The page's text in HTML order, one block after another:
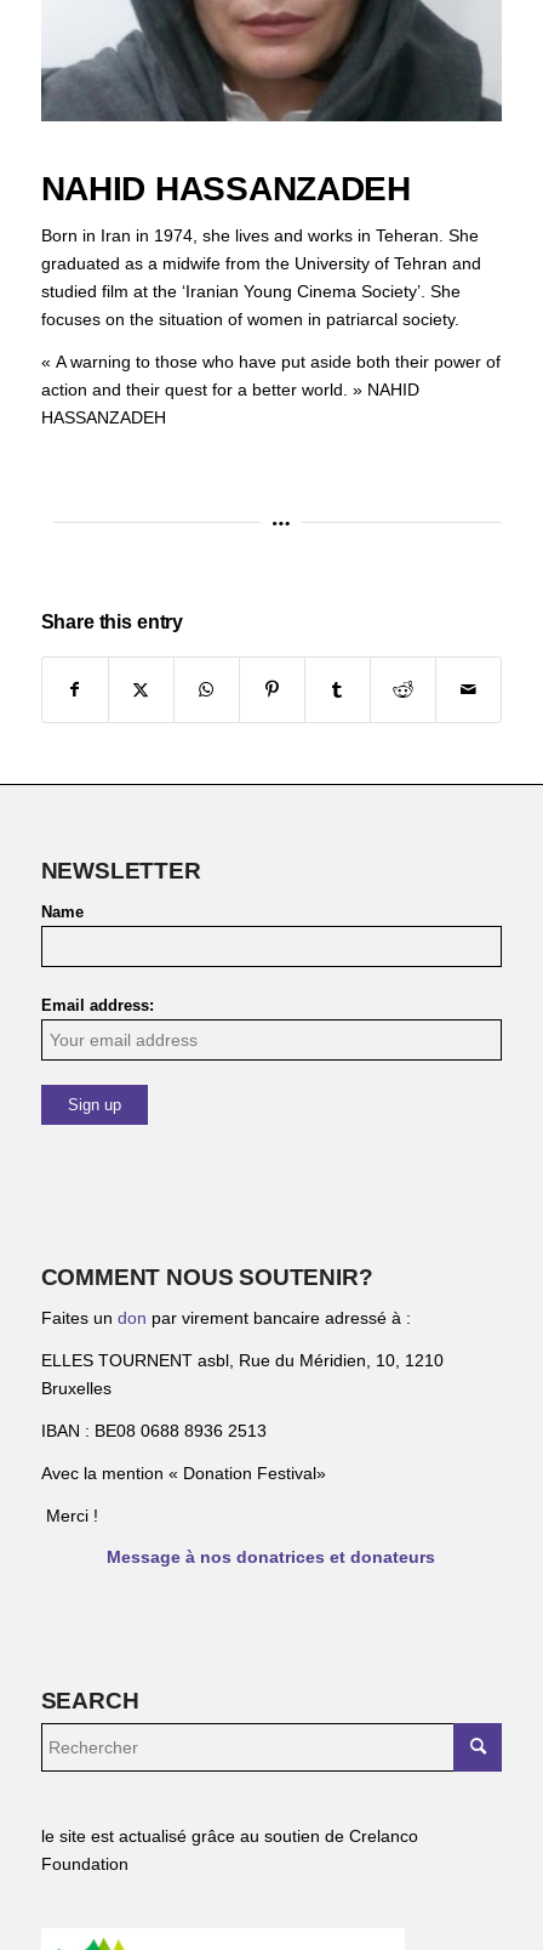
NAHID HASSANZADEH
Born in Iran in 1974, she lives and works in Teheran. She
graduated as a midwife from the University of Tehran and
studied film at the ‘Iranian Young Cinema Society’. She
focuses on the situation of women in patriarcal society.
« A warning to those who have put aside both their power of
action and their quest for a better world. » NAHID
HASSANZADEH
Share this entry
NEWSLETTER
Name
Email address:
COMMENT NOUS SOUTENIR?
Faites un don par virement bancaire adressé à :
ELLES TOURNENT asbl, Rue du Méridien, 10, 1210
Bruxelles
IBAN : BE08 0688 8936 2513
Avec la mention « Donation Festival»
Merci !
Message à nos donatrices et donateurs
SEARCH
le site est actualisé grâce au soutien de Crelanco
Foundation